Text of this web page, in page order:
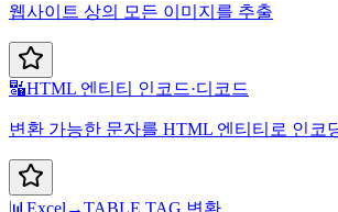
웹사이트 상의 모든 이미지를 추출
🔣HTML 엔티티 인코드·디코드
변환 가능한 문자를 HTML 엔티티로 인코
📊 Excel→TABLE TAG 변환